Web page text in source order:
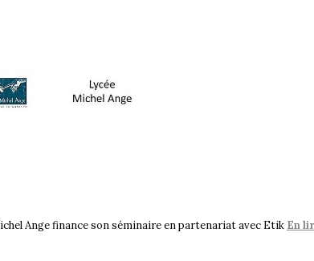
Ange finance son séminaire en partenariat avec Etik En